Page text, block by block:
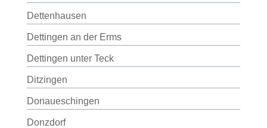
Dettenhausen
Dettingen an der Erms
Dettingen unter Teck
Ditzingen
Donaueschingen
Donzdorf